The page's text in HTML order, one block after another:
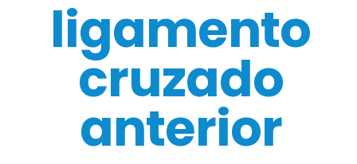
ligamento
cruzado
anterior